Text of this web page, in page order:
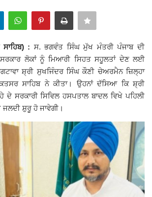
: ਸ. ਭਗਵੰਤ ਸਿੰਘ ਮੁੱਖ ਮੰਤਰੀ ਪੰਜਾਬ ਦੀ
ਲੋਕਾਂ ਨੂੰ ਮਿਆਰੀ ਸਿਹਤ ਸਹੂਲਤਾਂ ਦੇਣ ਲਈ
ਸ਼੍ਰੀ ਸੁਖਜਿੰਦਰ ਸਿੰਘ ਕੌਣੀ ਚੇਅਰਮੈਨ ਜ਼ਿਲ੍ਹਾ
ਸਾਹਿਬ ਨੇ ਕੀਤਾ। ਉਹਨਾਂ ਦੱਸਿਆ ਕਿ ਸ਼੍ਰੀ
ਦੇ ਸਰਕਾਰੀ ਸਿਵਿਲ ਹਸਪਤਾਲ ਬਾਦਲ ਵਿਖੇ ਪਹਿਲੀ
ਸ਼ੁਰੂ ਹੋ ਜਾਵੇਗੀ।